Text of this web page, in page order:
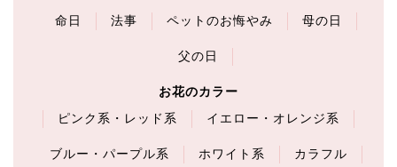
命日 法事 ペットのお悔やみ 母の日
父の日
お花のカラー
ピンク系・レッド系
イエロー・オレンジ系
ブルー・パープル系 ホワイト系 カラフル